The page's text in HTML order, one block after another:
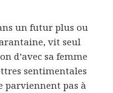
un futur plus ou
vit seul
d’avec sa femme
sentimentales
parviennent pas à